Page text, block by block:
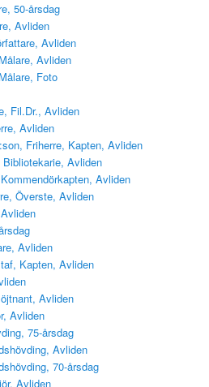
50-årsdag
Avliden
Avliden
Avliden
Foto
Fil.Dr., Avliden
Avliden
Friherre, Kapten, Avliden
Avliden
Avliden
Överste, Avliden
Avliden
Kapten, Avliden
Avliden
Avliden
75-årsdag
Avliden
70-årsdag
Avliden